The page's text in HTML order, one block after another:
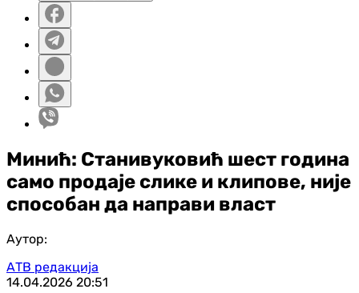
Минић: Станивуковић шест година
само продаје слике и клипове, није
способан да направи власт
Аутор:
АТВ редакција
14.04.2026 20:51